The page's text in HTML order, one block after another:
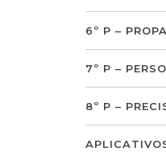
6º P –
7º P –
8º P –